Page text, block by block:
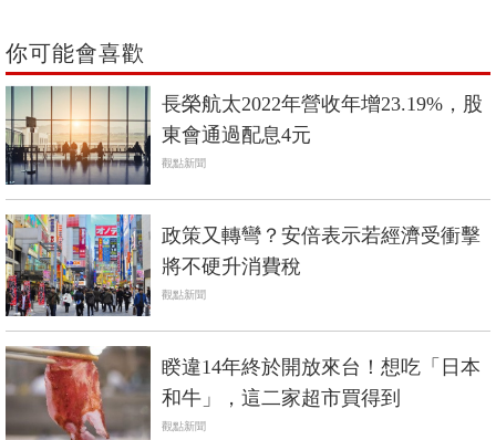
你可能會喜歡
長榮航太2022年營收年增23.19%，股
東會通過配息4元
觀點新聞
政策又轉彎？安倍表示若經濟受衝擊
將不硬升消費稅
觀點新聞
睽違14年終於開放來台！想吃「日本
和牛」，這二家超市買得到
觀點新聞